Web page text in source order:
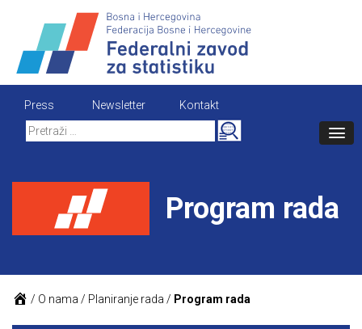
content
Press Newsletter
Kontakt
Search
for:
Program rada
/ O nama / Planiranje rada / Program rada